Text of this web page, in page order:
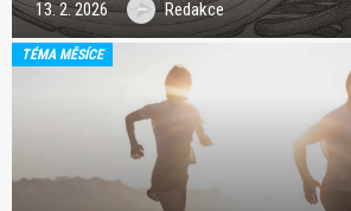
13. 2. 2026 Redakce
TÉMA MĚSÍCE